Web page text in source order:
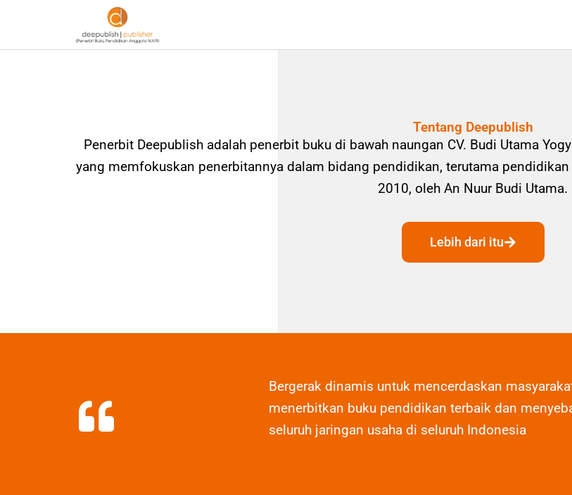
Tentang Deepublish
Penerbit Deepublish adalah penerbit buku di bawah naungan CV. Budi Utama
yang memfokuskan penerbitannya dalam bidang pendidikan, terutama
2010, oleh An Nuur Budi Utama.
Lebih dari itu
Bergerak dinamis untuk mencerdaskan
menerbitkan buku pendidikan terbaik dan
seluruh jaringan usaha di seluruh Indonesia